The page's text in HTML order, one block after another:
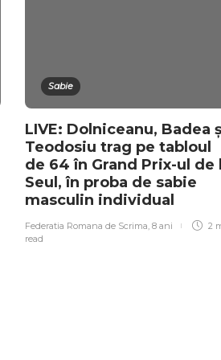
Sabie
LIVE: Dolniceanu, Badea
Teodosiu trag pe tabloul
de 64 în Grand Prix-ul de
Seul, în proba de sabie
masculin individual
Federatia Romana de Scrima, 8 ani
2
read